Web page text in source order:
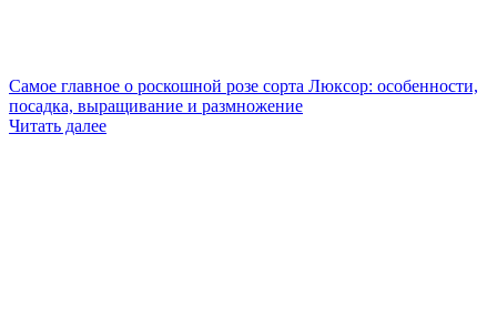
Самое главное о роскошной розе сорта Люксор: особенности,
посадка, выращивание и размножение
Читать далее